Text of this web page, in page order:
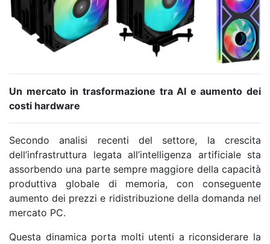
Un mercato in trasformazione tra AI e aumento dei
costi hardware
Secondo analisi recenti del settore, la crescita
dell’infrastruttura legata all’intelligenza artificiale sta
assorbendo una parte sempre maggiore della capacità
produttiva globale di memoria, con conseguente
aumento dei prezzi e ridistribuzione della domanda nel
mercato PC.
Questa dinamica porta molti utenti a riconsiderare la